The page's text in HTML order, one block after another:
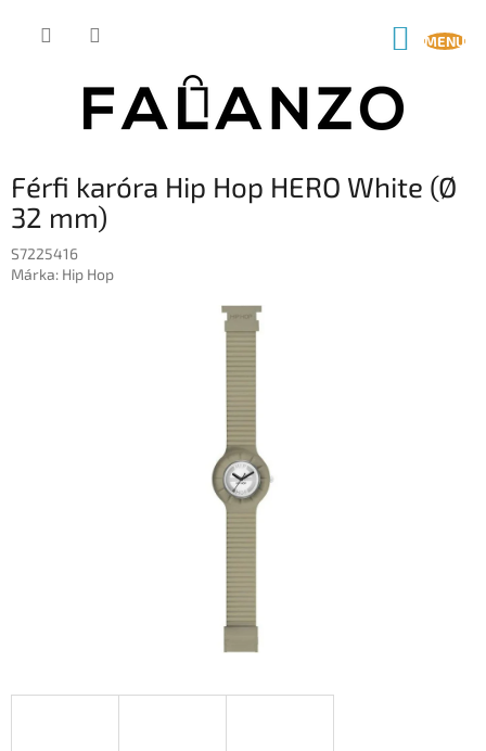
KOSÁR
Férfi karóra Hip Hop HERO White (Ø
32 mm)
S7225416
Márka: Hip Hop